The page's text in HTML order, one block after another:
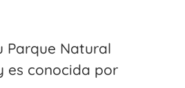
Parque Natural
es conocida por